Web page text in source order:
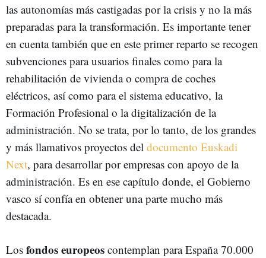
las autonomías más castigadas por la crisis y no la más
preparadas para la transformación. Es importante tener
en cuenta también que en este primer reparto se recogen
subvenciones para usuarios finales como para la
rehabilitación de vivienda o compra de coches
eléctricos, así como para el sistema educativo, la
Formación Profesional o la digitalización de la
administración. No se trata, por lo tanto, de los grandes
y más llamativos proyectos del documento Euskadi
Next, para desarrollar por empresas con apoyo de la
administración. Es en ese capítulo donde, el Gobierno
vasco sí confía en obtener una parte mucho más
destacada.
Los fondos europeos contemplan para España 70.000